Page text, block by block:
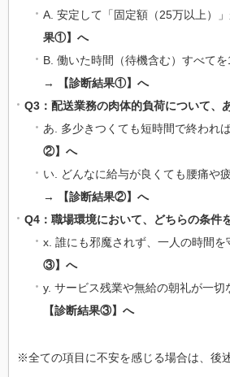
A. 安定して「固定額（25万以上）
果①】へ
B. 働いた時間（待機含む）すべて
→
【診断結果①】へ
Q3：配送業務の肉体的負荷について、
あ. 多少きつくても短時間で終われ
②】へ
い. どんなに給与が良くても腰痛や
→
【診断結果②】へ
Q4：職場環境において、どちらの条件
x. 誰にも邪魔されず、一人の時間
③】へ
y. サービス残業や無給の朝礼が一
【診断結果③】へ
※全ての項目に不安を感じる場合は、後